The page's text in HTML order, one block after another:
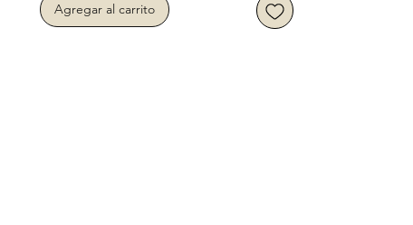
Agregar al carrito